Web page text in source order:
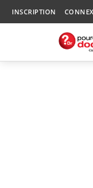
INSCRIPTION